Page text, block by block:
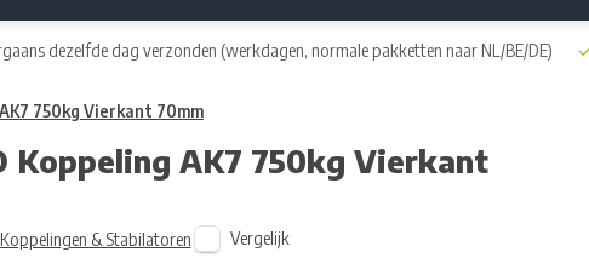
dezelfde dag verzonden (werkdagen, normale pakketten naar NL/BE/DE)
750kg Vierkant 70mm
Koppeling AK7 750kg Vierkant
Koppelingen & Stabilatoren Vergelijk